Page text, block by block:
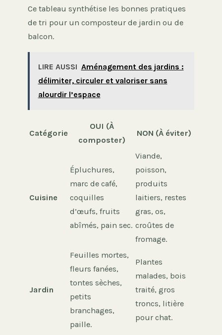
Ce tableau synthétise les bonnes pratiques
de tri pour un composteur de jardin ou de
balcon.
LIRE AUSSI Aménagement des jardins :
délimiter, circuler et valoriser sans
alourdir l’espace
Catégorie
OUI (À
composter)
NON (À éviter)
Cuisine
Épluchures,
marc de café,
coquilles
d’œufs, fruits
abîmés, pain sec.
Viande,
poisson,
produits
laitiers, restes
gras, os,
croûtes de
fromage.
Jardin
Feuilles mortes,
fleurs fanées,
tontes sèches,
petits
branchages,
paille.
Plantes
malades, bois
traité, gros
troncs, litière
pour chat.